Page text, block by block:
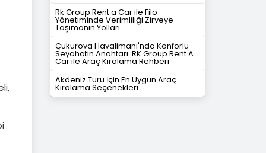
Rk Group Rent a Car ile Filo
Yönetiminde Verimliliği Zirveye
Taşımanın Yolları
Çukurova Havalimanı'nda Konforlu
Seyahatin Anahtarı: RK Group Rent A
Car ile Araç Kiralama Rehberi
Akdeniz Turu İçin En Uygun Araç
Kiralama Seçenekleri